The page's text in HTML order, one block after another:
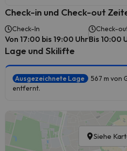
Check-in und Check-out
Check-In
Von 17:00 bis 19:00 Uhr
Check-
Bis 10:00
Lage und Skilifte
Ausgezeichnete Lage
567 m von
entfernt.
Siehe